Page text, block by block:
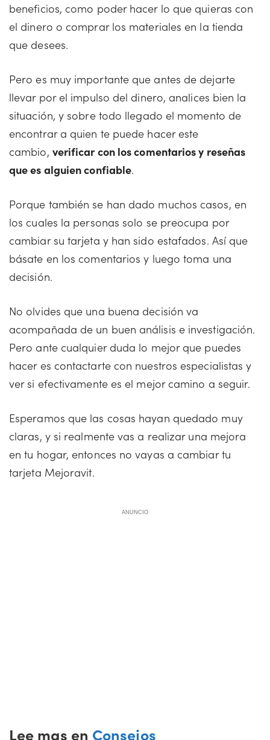
beneficios, como poder hacer lo que quieras con
el dinero o comprar los materiales en la tienda
que desees.
Pero es muy importante que antes de dejarte
llevar por el impulso del dinero, analices bien la
situación, y sobre todo llegado el momento de
encontrar a quien te puede hacer este
cambio, verificar con los comentarios y reseñas
que es alguien confiable.
Porque también se han dado muchos casos, en
los cuales la personas solo se preocupa por
cambiar su tarjeta y han sido estafados. Así que
básate en los comentarios y luego toma una
decisión.
No olvides que una buena decisión va
acompañada de un buen análisis e investigación.
Pero ante cualquier duda lo mejor que puedes
hacer es contactarte con nuestros especialistas y
ver si efectivamente es el mejor camino a seguir.
Esperamos que las cosas hayan quedado muy
claras, y si realmente vas a realizar una mejora
en tu hogar, entonces no vayas a cambiar tu
tarjeta Mejoravit.
ANUNCIO
Lee mas en Consejos